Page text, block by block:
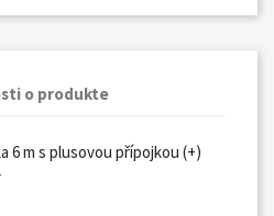
o produkte
6 m s plusovou přípojkou (+)